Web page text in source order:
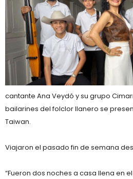
cantante Ana Veydó y su grupo
bailarines del folclor llanero se
Taiwan.
Viajaron el pasado fin de semana
“Fueron dos noches a casa llena en